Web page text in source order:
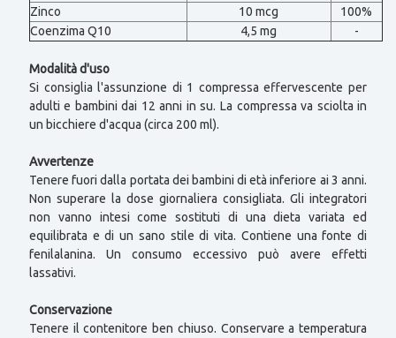
Zinco
10 mcg
100%
Coenzima Q10
4,5 mg -
Modalità d'uso
Si consiglia l'assunzione di 1 compressa effervescente per
adulti e bambini dai 12 anni in su. La compressa va sciolta in
un bicchiere d'acqua (circa 200 ml).
Avvertenze
Tenere fuori dalla portata dei bambini di età inferiore ai 3 anni.
Non superare la dose giornaliera consigliata. Gli integratori
non vanno intesi come sostituti di una dieta variata ed
equilibrata e di un sano stile di vita. Contiene una fonte di
fenilalanina. Un consumo eccessivo può avere effetti
lassativi.
Conservazione
Tenere il contenitore ben chiuso. Conservare a temperatura